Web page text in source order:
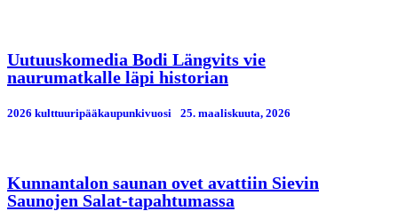
Uutuuskomedia Bodi Längvits vie
naurumatkalle läpi historian
2026 kulttuuripääkaupunkivuosi 25. maaliskuuta, 2026
Kunnantalon saunan ovet avattiin Sievin
Saunojen Salat-tapahtumassa